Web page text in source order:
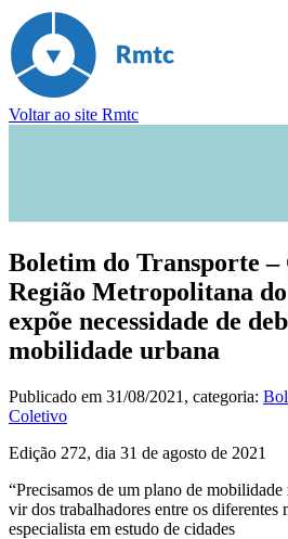
Voltar ao site Rmtc
Boletim do Transporte –
Região Metropolitana
expõe necessidade de
mobilidade urbana
Publicado em 31/08/2021 , categoria:
Coletivo
Edição 272, dia 31 de agosto de 2021
“Precisamos de um plano de
vir dos trabalhadores entre os diferentes
especialista em estudo de cidades